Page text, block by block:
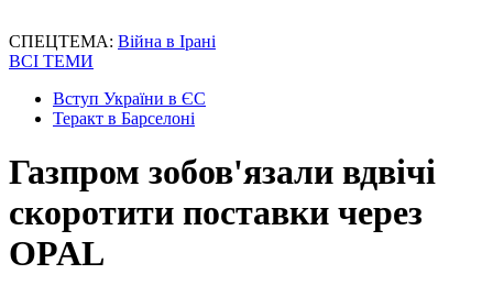
СПЕЦТЕМА: Війна в Ірані
ВСІ ТЕМИ
Вступ України в ЄС
Теракт в Барселоні
Газпром зобов'язали вдвічі
скоротити поставки через
OPAL